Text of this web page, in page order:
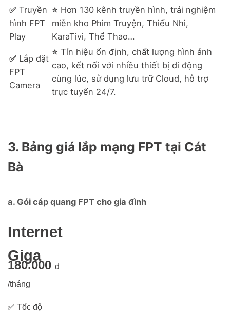
✅ Truyền
hình FPT
Play
⭐ Hơn 130 kênh truyền hình, trải nghiệm
miễn kho Phim Truyện, Thiếu Nhi,
KaraTivi, Thể Thao…
✅ Lắp đặt
FPT
Camera
⭐ Tín hiệu ổn định, chất lượng hình ảnh
cao, kết nối với nhiều thiết bị di động
cùng lúc, sử dụng lưu trữ Cloud, hỗ trợ
trực tuyến 24/7.
3. Bảng giá lắp mạng FPT tại Cát
Bà
a. Gói cáp quang FPT cho gia đình
Internet
Giga
180.000 đ
/tháng
✅ Tốc độ